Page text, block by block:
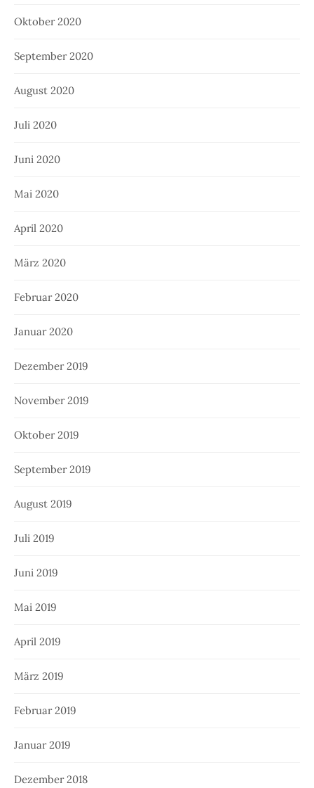
Oktober 2020
September 2020
August 2020
Juli 2020
Juni 2020
Mai 2020
April 2020
März 2020
Februar 2020
Januar 2020
Dezember 2019
November 2019
Oktober 2019
September 2019
August 2019
Juli 2019
Juni 2019
Mai 2019
April 2019
März 2019
Februar 2019
Januar 2019
Dezember 2018